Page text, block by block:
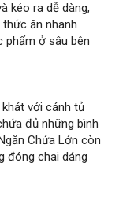
kéo ra dễ dàng,
ăn nhanh
phẩm ở sâu bên
với cánh tủ
đủ những bình
Chứa Lớn còn
đóng chai dáng